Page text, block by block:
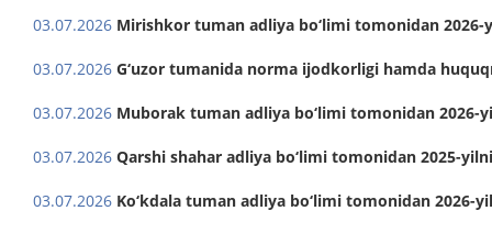
03.07.2026 Mirishkor tuman adliya bo‘limi tomonidan
03.07.2026 G‘uzor tumanida norma ijodkorligi hamda
03.07.2026 Muborak tuman adliya bo‘limi tomonidan 2026-
03.07.2026 Qarshi shahar adliya bo‘limi tomonidan 2025-
03.07.2026 Ko‘kdala tuman adliya bo‘limi tomonidan 2026-